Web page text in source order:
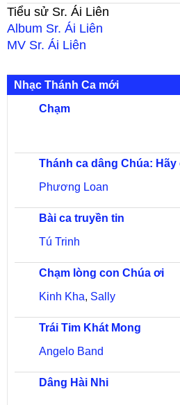
Tiểu sử Sr. Ái Liên
Album Sr. Ái Liên
MV Sr. Ái Liên
Nhạc Thánh Ca mới
Chạm
Thánh ca dâng Chúa: Hãy
Phương Loan
Bài ca truyền tin
Tú Trinh
Chạm lòng con Chúa ơi
Kinh Kha, Sally
Trái Tim Khát Mong
Angelo Band
Dâng Hài Nhi